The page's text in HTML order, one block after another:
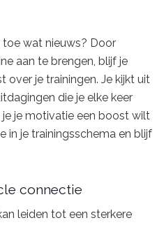
wat nieuws? Door
aan te brengen, blijf je
over je trainingen. Je kijkt uit
die je elke keer
je motivatie een boost wilt
in je trainingsschema en blijf
connectie
leiden tot een sterkere